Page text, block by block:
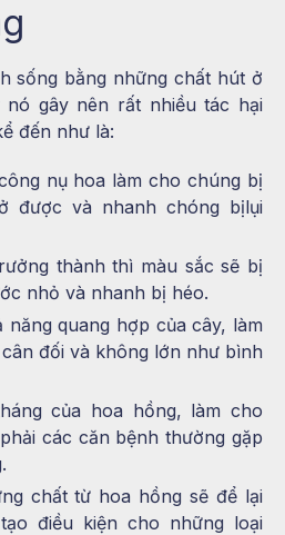
sống bằng những chất hút ở
gây nên rất nhiều tác hại
đến như là:
nụ hoa làm cho chúng bị
được và nhanh chóng bịlụi
thành thì màu sắc sẽ bị
nhỏ và nhanh bị héo.
quang hợp của cây, làm
đối và không lớn như bình
của hoa hồng, làm cho
các căn bệnh thường gặp
chất từ hoa hồng sẽ để lại
điều kiện cho những loại